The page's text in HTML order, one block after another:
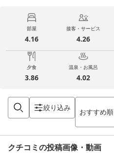
部屋
4.16
接客・サービス
4.26
夕食
3.86
温泉・お風呂
4.02
絞り込み おすすめ順
クチコミの投稿画像・動画